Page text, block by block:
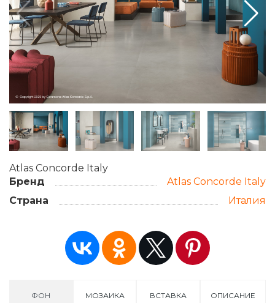
Atlas Concorde Italy
Бренд
Atlas Concorde Italy
Страна
Италия
ФОН МОЗАИКА ВСТАВКА ОПИСАНИЕ